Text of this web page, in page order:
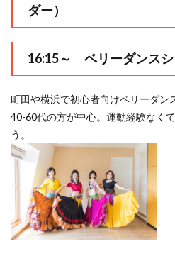
ダー）
16:15～ ベリーダンスシ
町田や横浜で初心者向けベリーダン
40-60代の方が中心。運動経験なく
う。